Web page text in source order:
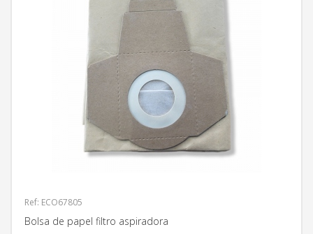
Ref: ECO67805
Bolsa de papel filtro aspiradora